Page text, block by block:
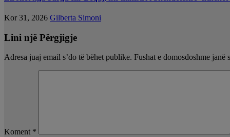
Kor 31, 2026 Gilberta Simoni
Lini një Përgjigje
Adresa juaj email s’do të bëhet publike. Fushat e domosdoshme janë
Koment *